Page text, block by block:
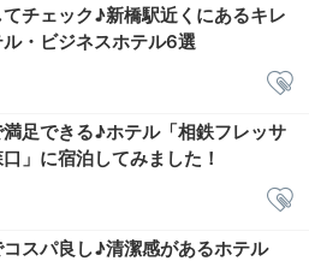
チェック♪新橋駅近くにあるキレ
・ビジネスホテル6選
足できる♪ホテル「相鉄フレッサ
」に宿泊してみました！
スパ良し♪清潔感があるホテル